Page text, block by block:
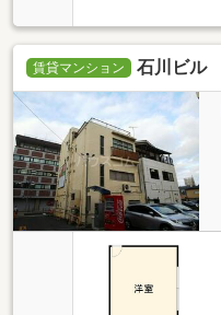
賃貸マンション 石川ビル